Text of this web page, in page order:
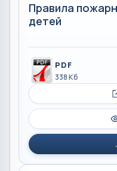
Правила
детей
PDF
338 Кб